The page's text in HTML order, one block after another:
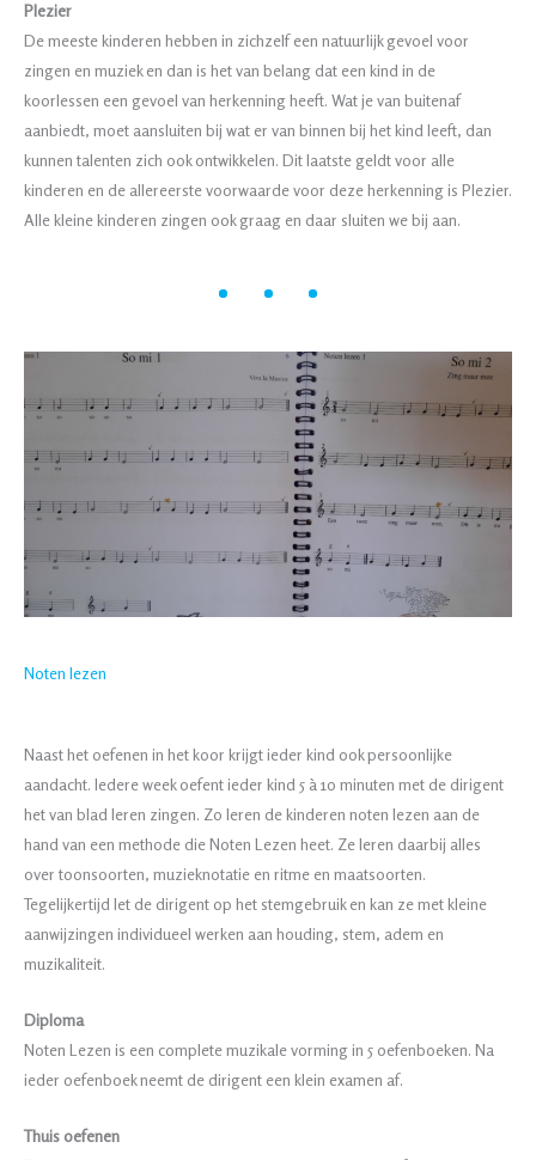
Plezier
De meeste kinderen hebben in zichzelf een natuurlijk gevoel voor
zingen en muziek en dan is het van belang dat een kind in de
koorlessen een gevoel van herkenning heeft. Wat je van buitenaf
aanbiedt, moet aansluiten bij wat er van binnen bij het kind leeft, dan
kunnen talenten zich ook ontwikkelen. Dit laatste geldt voor alle
kinderen en de allereerste voorwaarde voor deze herkenning is Plezier.
Alle kleine kinderen zingen ook graag en daar sluiten we bij aan.
Noten lezen
Naast het oefenen in het koor krijgt ieder kind ook persoonlijke
aandacht. Iedere week oefent ieder kind 5 à 10 minuten met de dirigent
het van blad leren zingen. Zo leren de kinderen noten lezen aan de
hand van een methode die Noten Lezen heet. Ze leren daarbij alles
over toonsoorten, muzieknotatie en ritme en maatsoorten.
Tegelijkertijd let de dirigent op het stemgebruik en kan ze met kleine
aanwijzingen individueel werken aan houding, stem, adem en
muzikaliteit.
Diploma
Noten Lezen is een complete muzikale vorming in 5 oefenboeken. Na
ieder oefenboek neemt de dirigent een klein examen af.
Thuis oefenen